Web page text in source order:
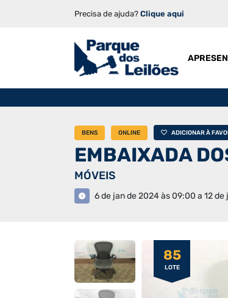
Precisa de ajuda? Clique aqui
BENS ONLINE ADICIONAR À
EMBAIXADA
MÓVEIS
6 de jan de 2024 às 09:00 a 12
85
LOTE